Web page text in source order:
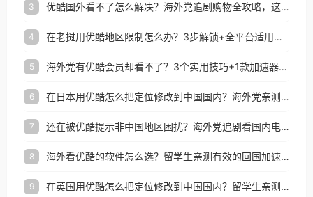
3 优酷国外看不了怎么解决？海外党追剧购物全攻略，这招亲测有效！
4 在老挝用优酷地区限制怎么办？3步解锁+全平台适用的回国加速器指南
5 海外党有优酷会员却看不了？3个实用技巧+1款加速器解决追剧&金融APP难题
6 在日本用优酷怎么把定位修改到中国国内？海外党亲测有效的回国加速指南
7 还在被优酷提示非中国地区困扰？海外党追剧看国内电影的正确打开方式
8 海外看优酷的软件怎么选？留学生亲测有效的回国加速方案
9 在英国用优酷怎么把定位修改到中国国内？留学生亲测有效的回国加速方案